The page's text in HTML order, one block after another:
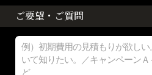
ご要望・ご質問